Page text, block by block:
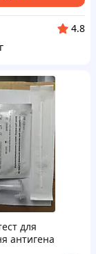
4.8
для
антигена